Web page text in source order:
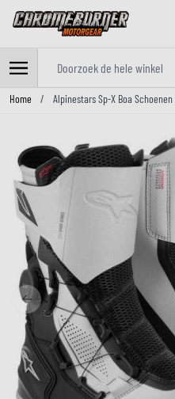
Ga naar de inhoud
Home / Alpinestars Sp-X Boa